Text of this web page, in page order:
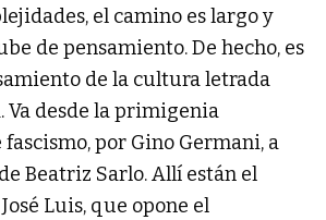
el camino es largo y
de pensamiento. De hecho, es
de la cultura letrada
Va desde la primigenia
por Gino Germani, a
Beatriz Sarlo. Allí están el
Luis, que opone el